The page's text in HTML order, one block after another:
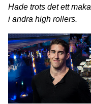
Hade trots det ett
i andra high rollers.